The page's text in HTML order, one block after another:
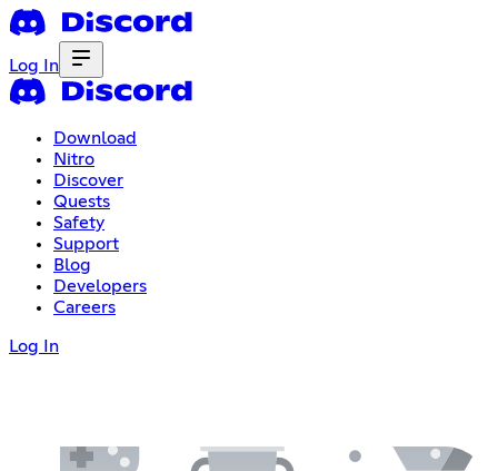
Log In
Download
Nitro
Discover
Quests
Safety
Support
Blog
Developers
Careers
Log In